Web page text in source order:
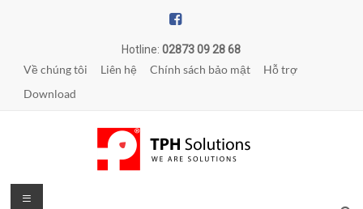
Hotline:02873 09 28 68
Về chúng tôi Liên hệ Chính sách bảo mật
Hỗ trợ
Download
TPH
Menu